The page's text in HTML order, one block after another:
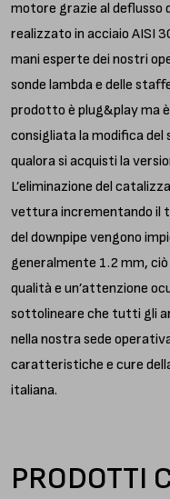
motore grazie al deflusso
realizzato in acciaio AISI
mani esperte dei nostri
sonde lambda e delle
prodotto è plug&play ma
consigliata la modifica
qualora si acquisti la
L’eliminazione del
vettura incrementando il
del downpipe vengono
generalmente 1.2 mm,
qualità e un’attenzione
sottolineare che tutti gli
nella nostra sede
caratteristiche e cure
italiana.
PRODOTTI